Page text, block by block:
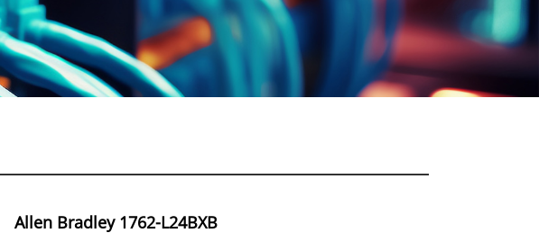
Allen Bradley 1762-L24BXB